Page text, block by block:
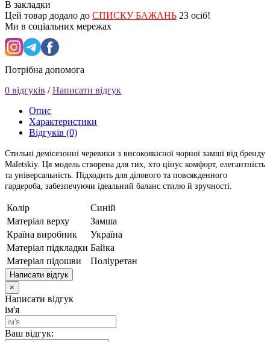
В закладки
Цей товар додало до СПИСКУ БАЖАНЬ 23 осіб!
Ми в соціальних мережах
Потрібна допомога
0 відгуків /Написати відгук
Опис
Характеристики
Відгуків (0)
Стильні демісезонні черевики з високоякісної чорної замші від бренду
Maletskiy. Ця модель створена для тих, хто цінує комфорт, елегантність
та універсальність. Підходить для ділового та повсякденного
гардероба, забезпечуючи ідеальний баланс стилю й зручності.
Колір
Синій
Матеріал верху
Замша
Країна виробник
Україна
Матеріал підкладки Байка
Матеріал підошви
Поліуретан
Написати відгук
×
Написати відгук
ім'я
Ваш відгук: